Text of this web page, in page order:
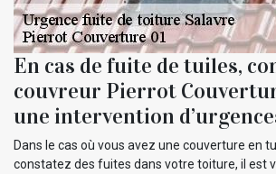
En cas de fuite de tuiles,
couvreur Pierrot
une intervention
Dans le cas où vous avez une couverture en
constatez des fuites dans votre toiture, il est